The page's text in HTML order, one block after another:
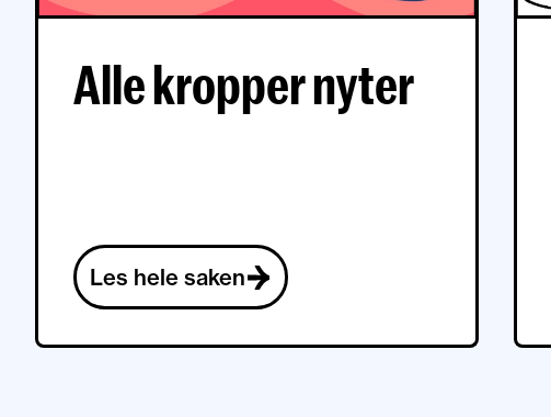
Alle kropper nyter
Les hele saken